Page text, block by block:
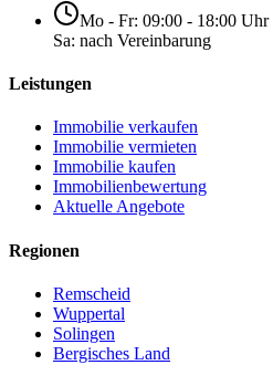
Mo - Fr: 09:00 - 18:00 Uhr
Sa: nach Vereinbarung
Leistungen
Immobilie verkaufen
Immobilie vermieten
Immobilie kaufen
Immobilienbewertung
Aktuelle Angebote
Regionen
Remscheid
Wuppertal
Solingen
Bergisches Land